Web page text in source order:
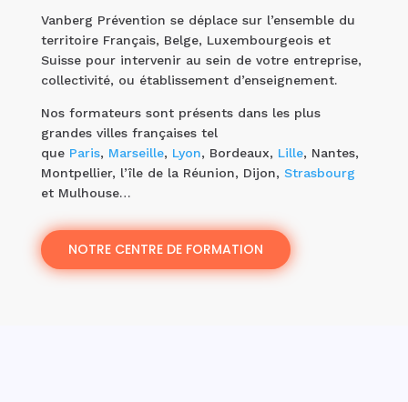
Vanberg Prévention se déplace sur l’ensemble du
territoire Français, Belge, Luxembourgeois et
Suisse pour intervenir au sein de votre entreprise,
collectivité, ou établissement d’enseignement.
Nos formateurs sont présents dans les plus
grandes villes françaises tel
que Paris, Marseille, Lyon, Bordeaux, Lille, Nantes,
Montpellier, l’île de la Réunion, Dijon, Strasbourg
et Mulhouse…
NOTRE CENTRE DE FORMATION